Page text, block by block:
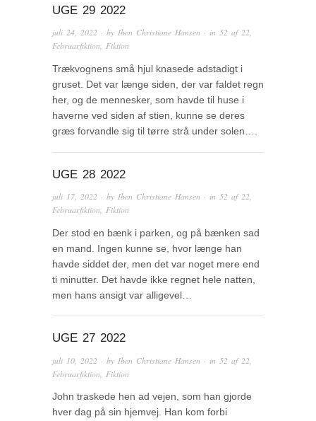
UGE 29 2022
juli 24, 2022 · by Iben Christiane Hansen · in 52 af 22,
Februarfiktion, Fiktion
Trækvognens små hjul knasede adstadigt i
gruset. Det var længe siden, der var faldet regn
her, og de mennesker, som havde til huse i
haverne ved siden af stien, kunne se deres
græs forvandle sig til tørre strå under solen….
UGE 28 2022
juli 17, 2022 · by Iben Christiane Hansen · in 52 af 22
Februarfiktion
Fiktion
Der stod en bænk i parken, og på bænken sad
en mand. Ingen kunne se, hvor længe han
havde siddet der, men det var noget mere end
ti minutter. Det havde ikke regnet hele natten,
men hans ansigt var alligevel…
UGE 27 2022
juli 10, 2022 · by Iben Christiane Hansen · in 52 af 22
Februarfiktion
Fiktion
John traskede hen ad vejen, som han gjorde
hver dag på sin hjemvej. Han kom forbi